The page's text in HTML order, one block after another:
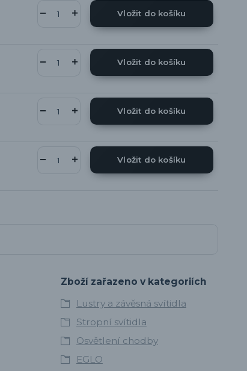
Vložit do košíku
Vložit do košíku
Vložit do košíku
Vložit do košíku
Zboží zařazeno v kategoriích
Lustry a závěsná svítidla
Stropní svítidla
Osvětlení chodby
EGLO